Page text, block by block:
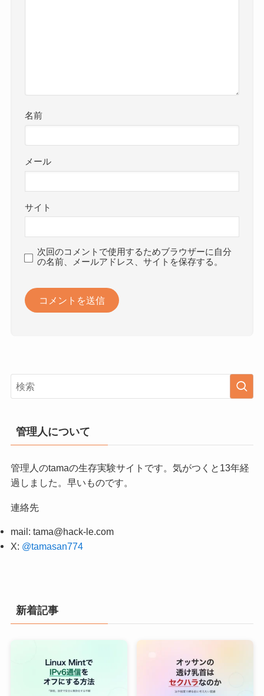
名前
メール
サイト
次回のコメントで使用するためブラウザーに自分
の名前、メールアドレス、サイトを保存する。
管理人について
管理人のtamaの生存実験サイトです。気がつくと13年経
過しました。早いものです。
連絡先
mail: tama@hack-le.com
X: @tamasan774
新着記事